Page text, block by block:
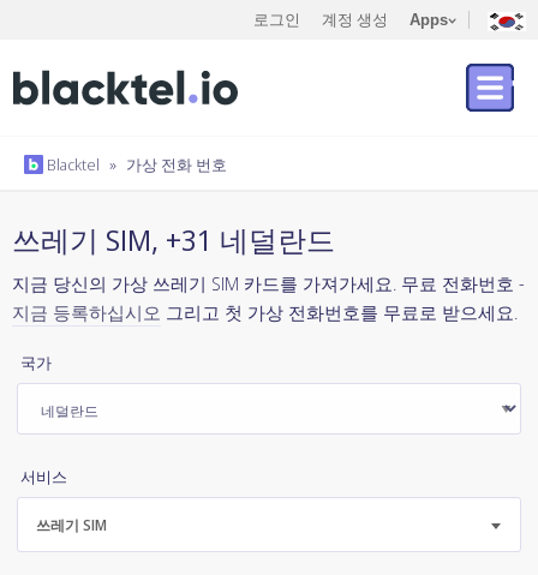
로그인 계정 생성 Apps
Blacktel » 가상 전화 번호
쓰레기 SIM, +31 네덜란드
지금 당신의 가상 쓰레기 SIM 카드를 가져가세요. 무료 전화번호 -
지금 등록하십시오 그리고 첫 가상 전화번호를 무료로 받으세요.
국가
서비스
쓰레기 SIM